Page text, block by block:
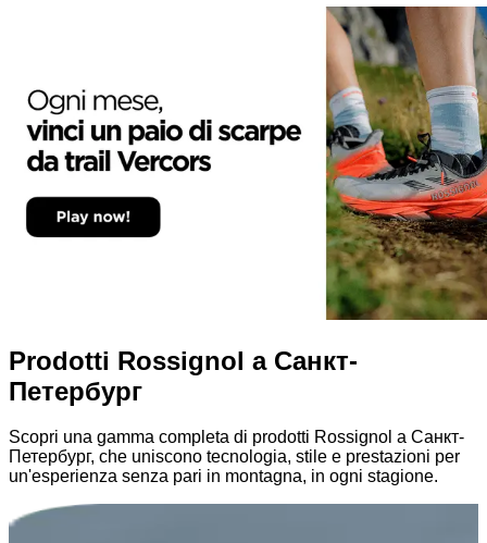
Prodotti Rossignol a Санкт-
Петербург
Scopri una gamma completa di prodotti Rossignol a Санкт-
Петербург, che uniscono tecnologia, stile e prestazioni per
un'esperienza senza pari in montagna, in ogni stagione.